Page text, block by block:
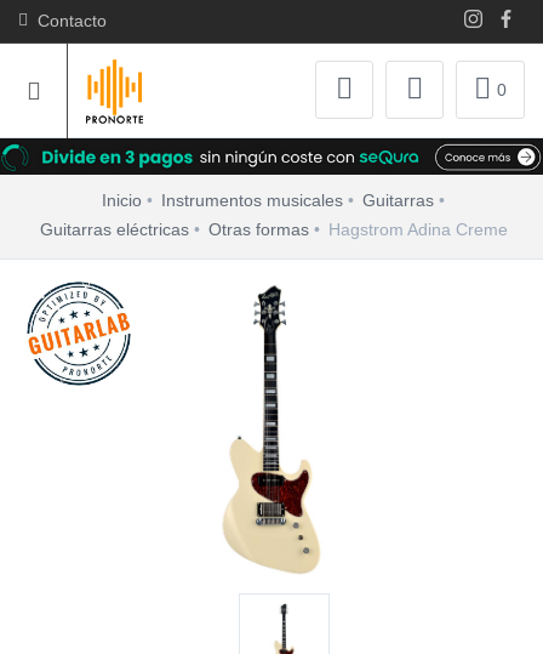
Contacto
0
Inicio Instrumentos musicales
Guitarras
Guitarras eléctricas
Otras formas Hagstrom Adina Creme